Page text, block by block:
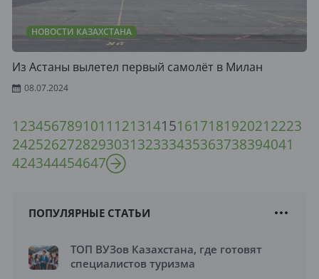
НОВОСТИ КАЗАХСТАНА
Из Астаны вылетел первый самолёт в Милан
08.07.2024
1234567891011 121314151617181920212223
242526272829303132333435363738394041
424344454647
ПОПУЛЯРНЫЕ СТАТЬИ
ТОП ВУЗов Казахстана, где готовят
специалистов туризма